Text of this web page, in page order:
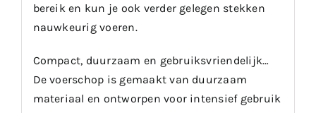
bereik en kun je ook verder gelegen stekken
nauwkeurig voeren.
Compact, duurzaam en gebruiksvriendelijk…
De voerschop is gemaakt van duurzaam
materiaal en ontworpen voor intensief gebruik